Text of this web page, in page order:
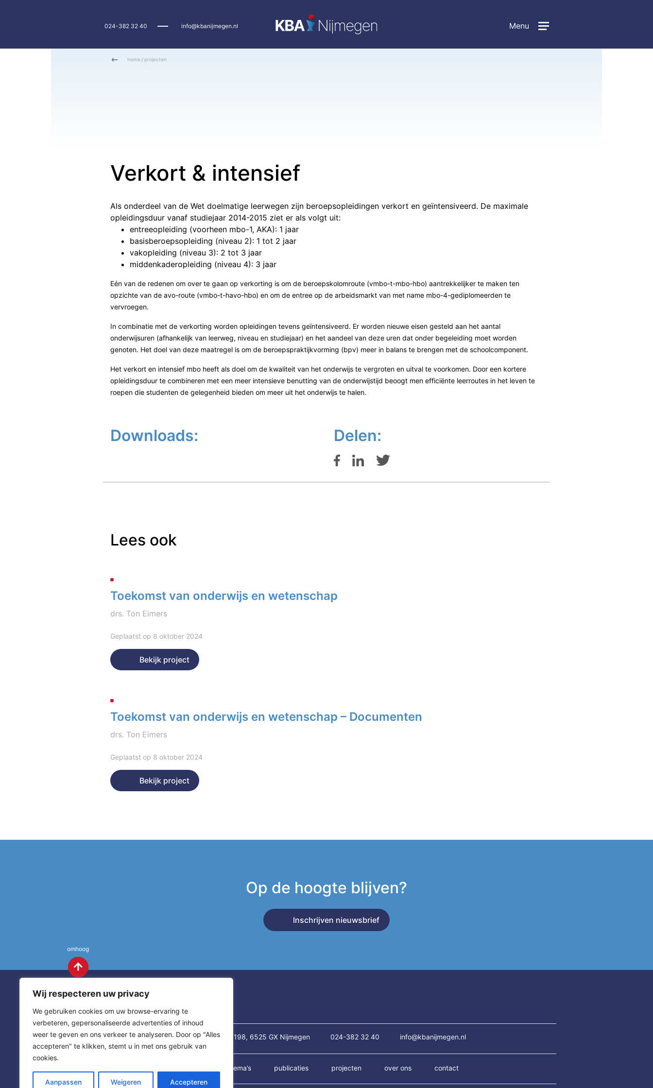
Wij respecteren uw privacy
We gebruiken cookies om uw browse-ervaring te
verbeteren, gepersonaliseerde advertenties of inhoud
weer te geven en ons verkeer te analyseren. Door op "Alles
accepteren" te klikken, stemt u in met ons gebruik van
cookies.
Aanpassen Weigeren Accepteren
024-382 32 40 info@kbanijmegen.nl Menu
home / projecten
Verkort & intensief
Als onderdeel van de Wet doelmatige leerwegen zijn beroepsopleidingen verkort en geïntensiveerd. De maximale
opleidingsduur vanaf studiejaar 2014-2015 ziet er als volgt uit:
entreeopleiding (voorheen mbo-1, AKA): 1 jaar
basisberoepsopleiding (niveau 2): 1 tot 2 jaar
vakopleiding (niveau 3): 2 tot 3 jaar
middenkaderopleiding (niveau 4): 3 jaar
Eén van de redenen om over te gaan op verkorting is om de beroepskolomroute (vmbo-t-mbo-hbo) aantrekkelijker te maken ten
opzichte van de avo-route (vmbo-t-havo-hbo) en om de entree op de arbeidsmarkt van met name mbo-4-gediplomeerden te
vervroegen.
In combinatie met de verkorting worden opleidingen tevens geïntensiveerd. Er worden nieuwe eisen gesteld aan het aantal
onderwijsuren (afhankelijk van leerweg, niveau en studiejaar) en het aandeel van deze uren dat onder begeleiding moet worden
genoten. Het doel van deze maatregel is om de beroepspraktijkvorming (bpv) meer in balans te brengen met de schoolcomponent.
Het verkort en intensief mbo heeft als doel om de kwaliteit van het onderwijs te vergroten en uitval te voorkomen. Door een kortere
opleidingsduur te combineren met een meer intensieve benutting van de onderwijstijd beoogt men efficiënte leerroutes in het leven te
roepen die studenten de gelegenheid bieden om meer uit het onderwijs te halen.
Downloads: Delen:
Lees ook
Toekomst van onderwijs en wetenschap
drs. Ton Eimers
Geplaatst op 8 oktober 2024
Bekijk project
Toekomst van onderwijs en wetenschap – Documenten
drs. Ton Eimers
Geplaatst op 8 oktober 2024
Bekijk project
Op de hoogte blijven?
Inschrijven nieuwsbrief
omhoog
Contact St. Annastraat 198, 6525 GX Nijmegen 024-382 32 40 info@kbanijmegen.nl
thema’s publicaties projecten over ons contact